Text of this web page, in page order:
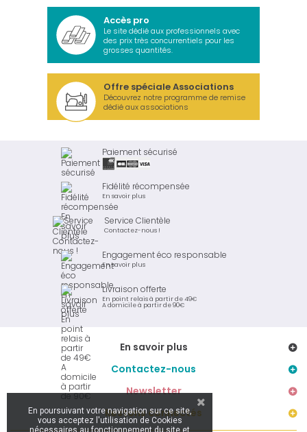
Accès pro
Le site dédié aux professionnels avec
des prix très concurrentiels pour les
grosses quantités.
Offre spéciale Associations
Découvrez notre programme de remise
dédié aux associations
Paiement sécurisé
Fidélité récompensée
En savoir plus
Service Clientèle
Contactez-nous !
Engagement éco responsable
En savoir plus
Livraison offerte
En point relais à partir de 49€
A domicile à partir de 90€
En savoir plus
Contactez-nous
Newsletter
Restons connectés
En poursuivant votre navigation sur ce site,
vous acceptez l'utilisation de Cookies
nécessaires au fonctionnement du site et